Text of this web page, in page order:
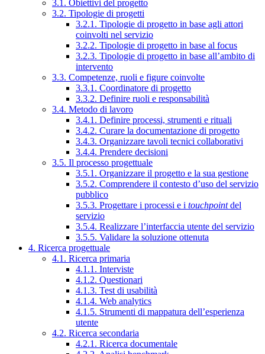
3.1. Obiettivi del progetto
3.2. Tipologie di progetti
3.2.1. Tipologie di progetto in base agli attori
coinvolti nel servizio
3.2.2. Tipologie di progetto in base al focus
3.2.3. Tipologie di progetto in base all’ambito di
intervento
3.3. Competenze, ruoli e figure coinvolte
3.3.1. Coordinatore di progetto
3.3.2. Definire ruoli e responsabilità
3.4. Metodo di lavoro
3.4.1. Definire processi, strumenti e rituali
3.4.2. Curare la documentazione di progetto
3.4.3. Organizzare tavoli tecnici collaborativi
3.4.4. Prendere decisioni
3.5. Il processo progettuale
3.5.1. Organizzare il progetto e la sua gestione
3.5.2. Comprendere il contesto d’uso del servizio
pubblico
3.5.3. Progettare i processi e i touchpointdel
servizio
3.5.4. Realizzare l’interfaccia utente del servizio
3.5.5. Validare la soluzione ottenuta
4. Ricerca progettuale
4.1. Ricerca primaria
4.1.1. Interviste
4.1.2. Questionari
4.1.3. Test di usabilità
4.1.4. Web analytics
4.1.5. Strumenti di mappatura dell’esperienza
utente
4.2. Ricerca secondaria
4.2.1. Ricerca documentale